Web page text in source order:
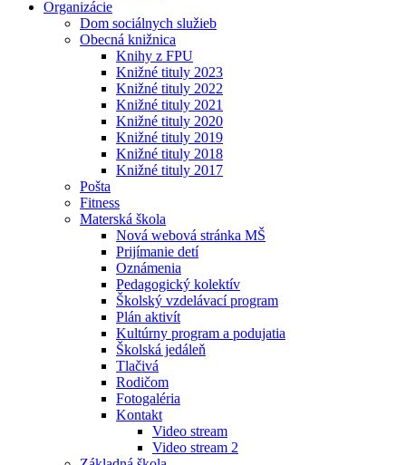
Organizácie
Dom sociálnych služieb
Obecná knižnica
Knihy z FPU
Knižné tituly 2023
Knižné tituly 2022
Knižné tituly 2021
Knižné tituly 2020
Knižné tituly 2019
Knižné tituly 2018
Knižné tituly 2017
Pošta
Fitness
Materská škola
Nová webová stránka MŠ
Prijímanie detí
Oznámenia
Pedagogický kolektív
Školský vzdelávací program
Plán aktivít
Kultúrny program a podujatia
Školská jedáleň
Tlačivá
Rodičom
Fotogaléria
Kontakt
Video stream
Video stream 2